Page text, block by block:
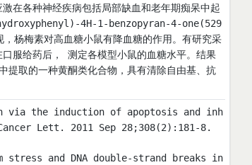
在各种神经疾病包括局部缺血和老年期痴呆中起
4H-1-benzopyran-4-one(529
杨梅素对高血糖小鼠有降血糖的作用。有研究采
服给药后， 测定各模型小鼠的血糖水平。结果
取的一种黄酮类化合物，具有清除自由基、抗
the induction of apoptosis and inh
Lett. 2011 Sep 28;308(2):181-8.
and DNA double-strand breaks in